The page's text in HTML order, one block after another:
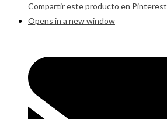
Compartir este producto en Pinterest
Opens in a new window